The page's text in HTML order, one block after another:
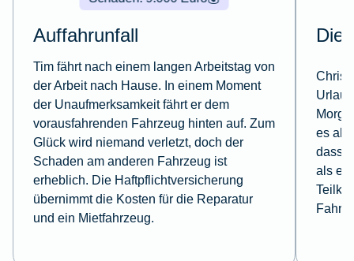
Auffahrunfall
Tim fährt nach einem langen Arbeitstag von
der Arbeit nach Hause. In einem Moment
der Unaufmerksamkeit fährt er dem
vorausfahrenden Fahrzeug hinten auf. Zum
Glück wird niemand verletzt, doch der
Schaden am anderen Fahrzeug ist
erheblich. Die Haftpflichtversicherung
übernimmt die Kosten für die Reparatur
und ein Mietfahrzeug.
es
dass
als